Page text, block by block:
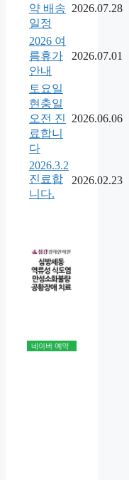
약 배송
일정
2026.07.28
2026 여
름휴가
안내
2026.07.01
토요일
현충일
오전 진
료합니
다
2026.06.06
2026.3.2
진료합
니다.
2026.02.23